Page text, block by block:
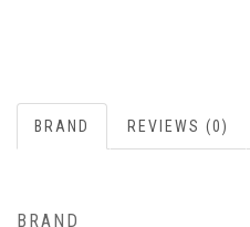
BRAND REVIEWS (0)
BRAND